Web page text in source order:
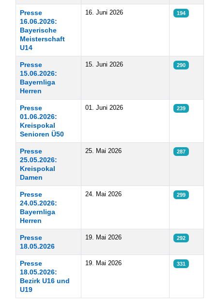
Presse
16.06.2026:
Bayerische
Meisterschaft
U14
16. Juni 2026 194
Presse
15.06.2026:
Bayernliga
Herren
15. Juni 2026 290
Presse
01.06.2026:
Kreispokal
Senioren Ü50
01. Juni 2026 239
Presse
25.05.2026:
Kreispokal
Damen
25. Mai 2026 287
Presse
24.05.2026:
Bayernliga
Herren
24. Mai 2026 299
Presse
18.05.2026
19. Mai 2026 292
Presse
18.05.2026:
Bezirk U16 und
U19
19. Mai 2026 331